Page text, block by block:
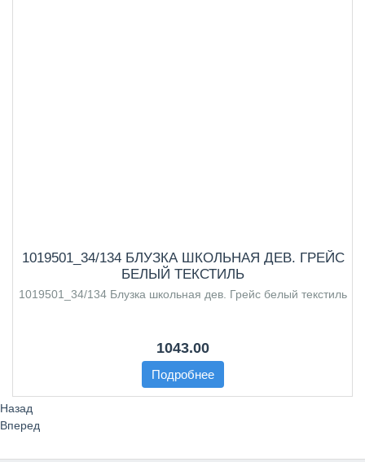
1019501_34/134 БЛУЗКА ШКОЛЬНАЯ ДЕВ. ГРЕЙС
БЕЛЫЙ ТЕКСТИЛЬ
1019501_34/134 Блузка школьная дев. Грейс белый текстиль
1043.00
Подробнее
Назад
Вперед